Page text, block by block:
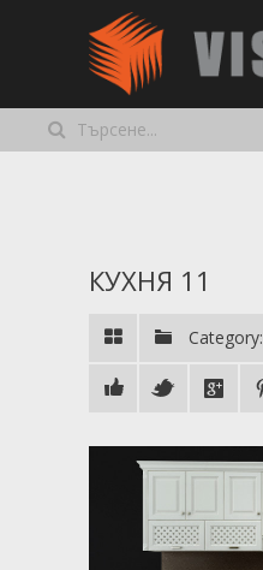
КУХНЯ 11
Category: